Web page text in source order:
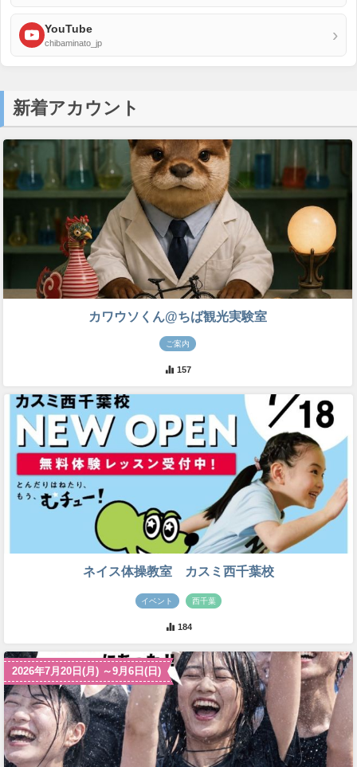
YouTube
chibaminato_jp ›
新着アカウント
カワウソくん@ちば観光実験室
ご案内
157
ネイス体操教室 カスミ西千葉校
イベント 西千葉
184
2026年7月20日(月) ～9月6日(日)